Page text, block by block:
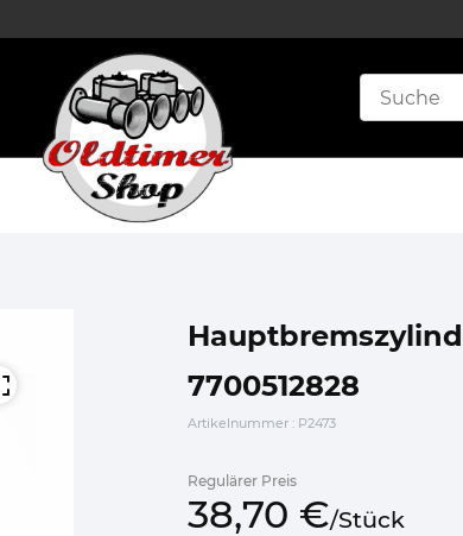
7700512828
Artikelnummer : P2473
Regulärer Preis
38,70 €/Stück